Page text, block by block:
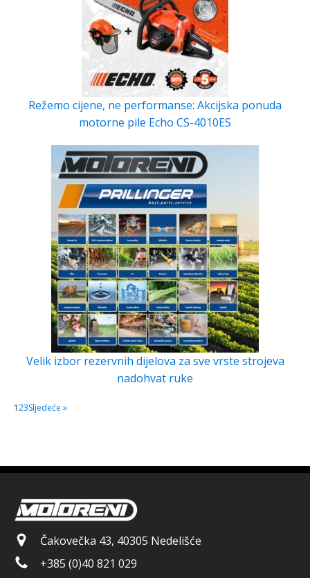
Režemo cijene, ne performanse: Akcijska ponuda
motorne pile Echo CS-4010ES
Velik izbor rezervnih dijelova za sve vrste strojeva
nadohvat ruke
123Sljedeće »
Čakovečka 43, 40305 Nedelišće
+385 (0)40 821 029